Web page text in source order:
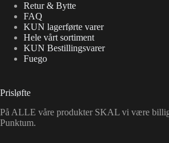
Retur & Bytte
FAQ
KUN lagerførte varer
Hele vårt sortiment
KUN Bestillingsvarer
Fuego
Prisløfte
På ALLE våre produkter SKAL vi være
Punktum.